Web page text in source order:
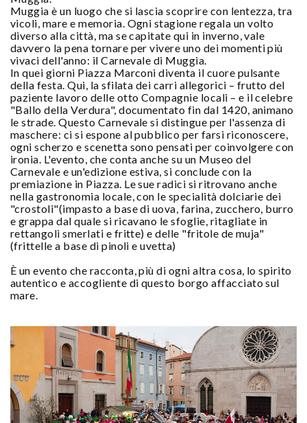
Muggia è un luogo che si lascia scoprire con lentezza, tra
vicoli, mare e memoria. Ogni stagione regala un volto
diverso alla città, ma se capitate qui in inverno, vale
davvero la pena tornare per vivere uno dei momenti più
vivaci dell'anno: il Carnevale di Muggia.
In quei giorni Piazza Marconi diventa il cuore pulsante
della festa. Qui, la sfilata dei carri allegorici – frutto del
paziente lavoro delle otto Compagnie locali – e il celebre
"Ballo della Verdura", documentato fin dal 1420, animano
le strade. Questo Carnevale si distingue per l'assenza di
maschere: ci si espone al pubblico per farsi riconoscere,
ogni scherzo e scenetta sono pensati per coinvolgere con
ironia. L'evento, che conta anche su un Museo del
Carnevale e un'edizione estiva, si conclude con la
premiazione in Piazza. Le sue radici si ritrovano anche
nella gastronomia locale, con le specialità dolciarie dei
"crostoli"(impasto a base di uova, farina, zucchero, burro
e grappa dal quale si ricavano le sfoglie, ritagliate in
rettangoli smerlati e fritte) e delle "fritole de muja"
(frittelle a base di pinoli e uvetta)
È un evento che racconta, più di ogni altra cosa, lo spirito
autentico e accogliente di questo borgo affacciato sul
mare.